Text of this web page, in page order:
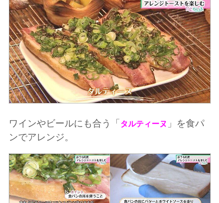
ワインやビールにも合う「タルティーヌ 」を食パ
ンでアレンジ。